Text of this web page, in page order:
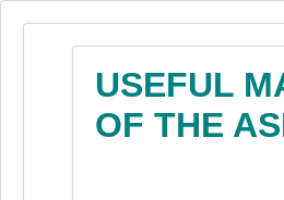
USEFUL
OF THE